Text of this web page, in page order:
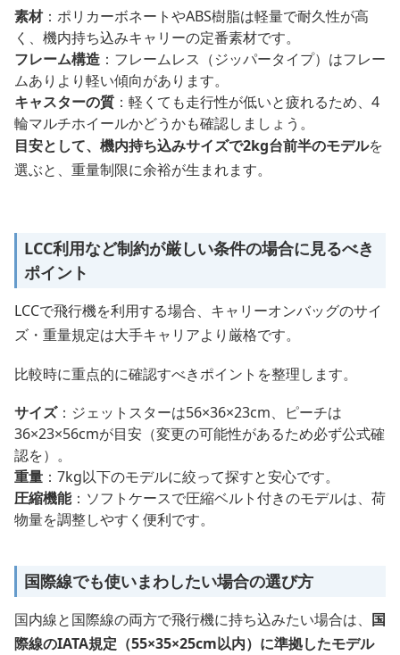
素材：ポリカーボネートやABS樹脂は軽量で耐久性が高
く、機内持ち込みキャリーの定番素材です。
フレーム構造 ：フレームレス（ジッパータイプ）はフレー
ムありより軽い傾向があります。
キャスターの質 ：軽くても走行性が低いと疲れるため、4
輪マルチホイールかどうかも確認しましょう。
目安として、機内持ち込みサイズで2kg台前半のモデルを
選ぶと、重量制限に余裕が生まれます。
LCC利用など制約が厳しい条件の場合に見るべき
ポイント
LCCで飛行機を利用する場合、キャリーオンバッグのサイ
ズ・重量規定は大手キャリアより厳格です。
比較時に重点的に確認すべきポイントを整理します。
サイズ：ジェットスターは56×36×23cm、ピーチは
36×23×56cmが目安（変更の可能性があるため必ず公式確
認を）。
重量 ：7kg以下のモデルに絞って探すと安心です。
圧縮機能：ソフトケースで圧縮ベルト付きのモデルは、荷
物量を調整しやすく便利です。
国際線でも使いまわしたい場合の選び方
国内線と国際線の両方で飛行機に持ち込みたい場合は、 国
際線のIATA規定（55×35×25cm以内）に準拠したモデル